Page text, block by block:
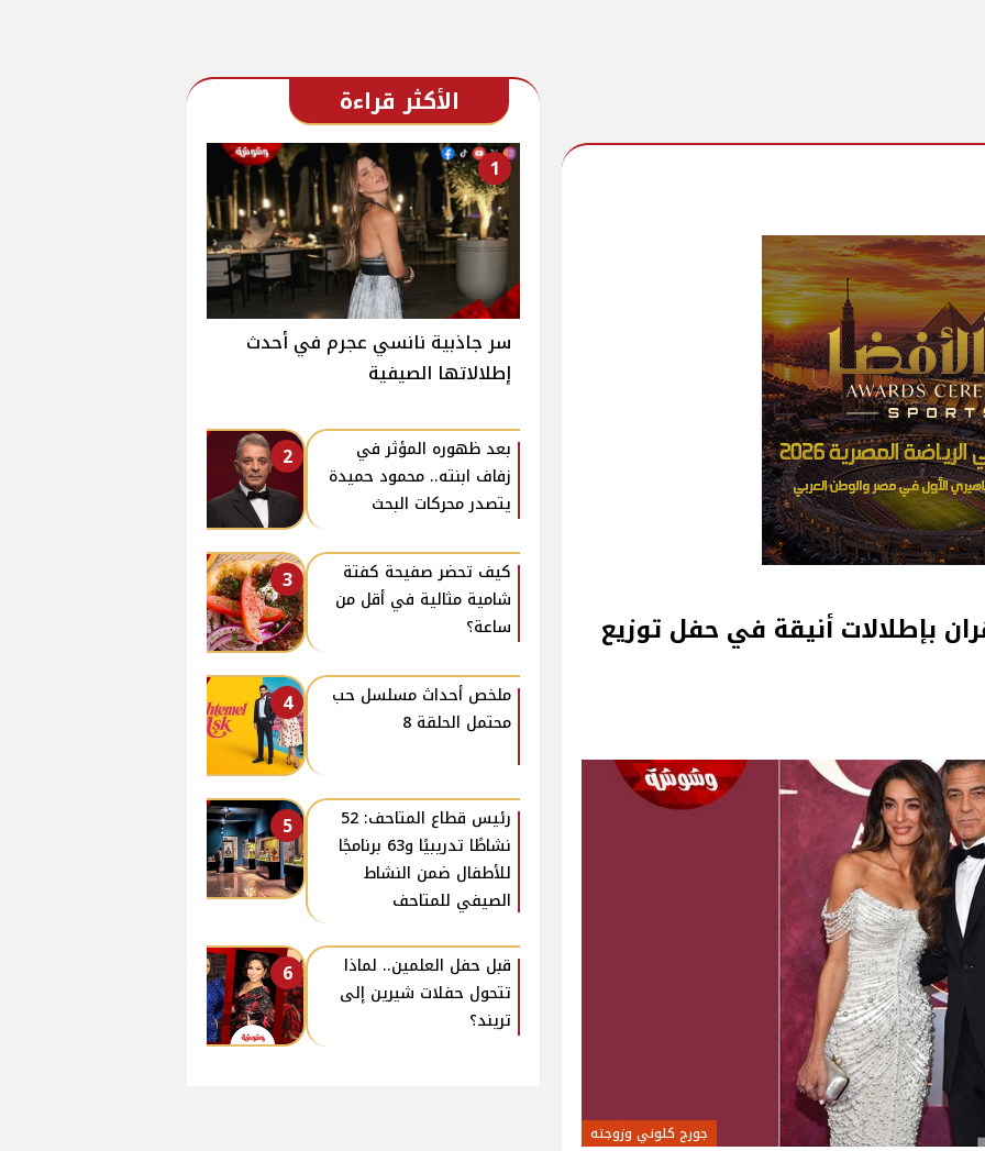
بإطلالات أنيقة في حفل توزيع
جورج كلوني وزوجته
الأكثر قراءة
1
سر جاذبية نانسي عجرم في أحدث
إطلالاتها الصيفية
2
بعد ظهوره المؤثر في
زفاف ابنته.. محمود حميدة
يتصدر محركات البحث
3
كيف تحضر صفيحة كفتة
شامية مثالية في أقل من
ساعة؟
4
ملخص أحداث مسلسل حب
محتمل الحلقة 8
5
رئيس قطاع المتاحف: 52
نشاطًا تدريبيًا و63 برنامجًا
للأطفال ضمن النشاط
الصيفي للمتاحف
6
قبل حفل العلمين.. لماذا
تتحول حفلات شيرين إلى
تريند؟